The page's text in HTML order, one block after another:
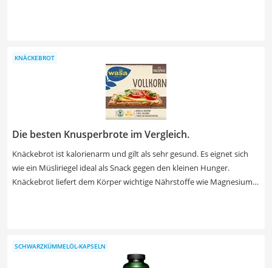
Sie es als Zeckenschutz oder als Unterstützung bei Allergien und
Asthma. Ein Blick in unsere Produkttabelle genügt und Sie finden das
richtige Produkt für Ihre Bedürfnisse.
Die besten Knusperbrote im Vergleich.
Knäckebrot ist kalorienarm und gilt als sehr gesund. Es eignet sich
wie ein Müsliriegel ideal als Snack gegen den kleinen Hunger.
Knäckebrot liefert dem Körper wichtige Nährstoffe wie Magnesium,
einen gesunden Snack zu genießen.
KNÄCKEBROT
SCHWARZKÜMMELÖL-KAPSELN